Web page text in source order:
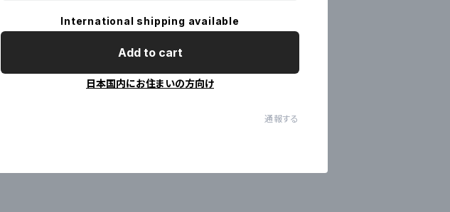
International shipping available
Add to cart
日本国内にお住まいの方向け
通報する